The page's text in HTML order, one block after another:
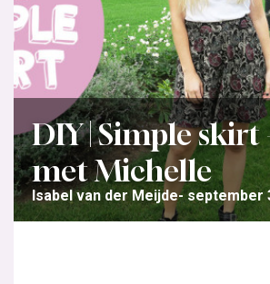
DIY | Simple skirt
met Michelle
Isabel van der Meijde september